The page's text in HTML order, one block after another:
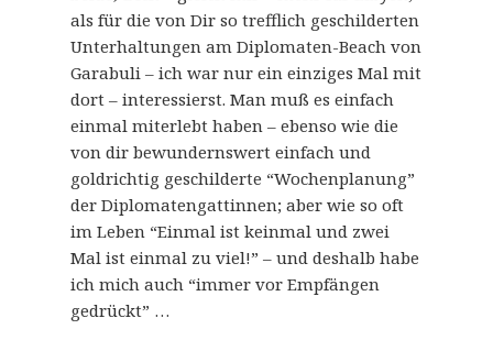
als für die von Dir so trefflich geschilderten
Unterhaltungen am Diplomaten-Beach von
Garabuli – ich war nur ein einziges Mal mit
dort – interessierst. Man muß es einfach
einmal miterlebt haben – ebenso wie die
von dir bewundernswert einfach und
goldrichtig geschilderte “Wochenplanung”
der Diplomatengattinnen; aber wie so oft
im Leben “Einmal ist keinmal und zwei
Mal ist einmal zu viel!” – und deshalb habe
ich mich auch “immer vor Empfängen
gedrückt” …